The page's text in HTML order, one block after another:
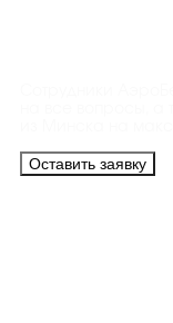
Оставить заявку